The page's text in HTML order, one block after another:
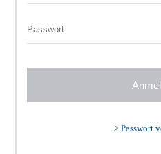
> Passwort